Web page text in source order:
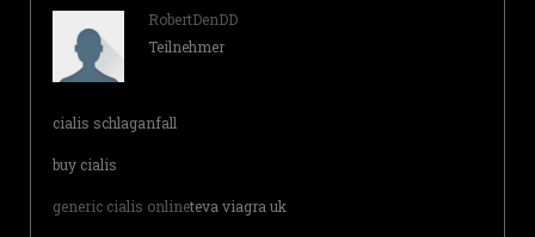
RobertDenDD
Teilnehmer
cialis schlaganfall
buy cialis
generic cialis onlineteva viagra uk